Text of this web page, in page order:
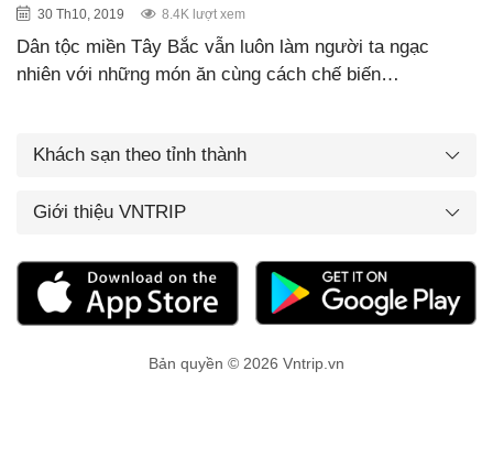
30 Th10, 2019 8.4K lượt xem
Dân tộc miền Tây Bắc vẫn luôn làm người ta ngạc
nhiên với những món ăn cùng cách chế biến…
Khách sạn theo tỉnh thành
Giới thiệu VNTRIP
Bản quyền © 2026 Vntrip.vn